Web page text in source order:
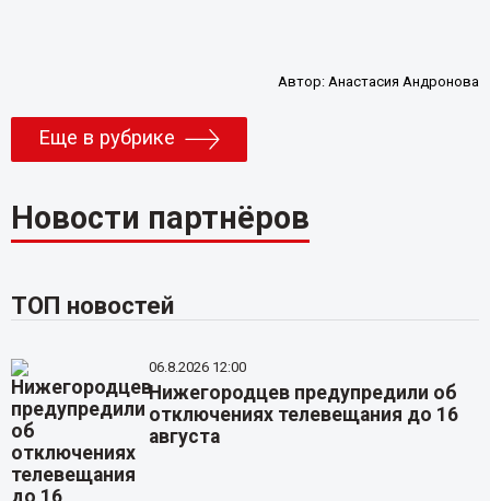
Автор:Анастасия Андронова
Еще в рубрике
Новости партнёров
ТОП новостей
06.8.2026 12:00
Нижегородцев предупредили об
отключениях телевещания до 16
августа